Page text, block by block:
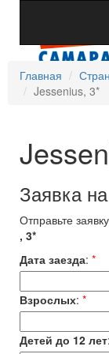
Главная
Jessenius, 3*
Заявка
Отправьте
, 3*
Дата заезда: *
Взрослых: *
Детей до 12 лет: